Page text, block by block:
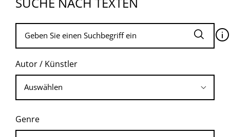
🛈
Autor / Künstler
Genre